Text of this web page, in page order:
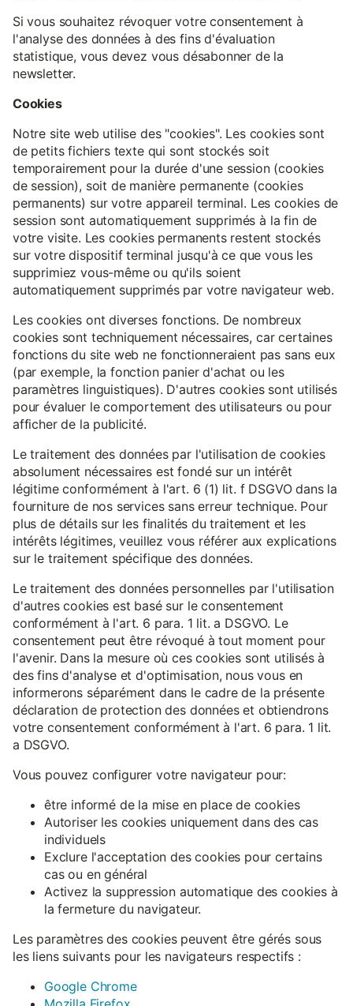
Si vous souhaitez révoquer votre consentement à
l'analyse des données à des fins d'évaluation
statistique, vous devez vous désabonner de la
newsletter.
Cookies
Notre site web utilise des "cookies". Les cookies sont
de petits fichiers texte qui sont stockés soit
temporairement pour la durée d'une session (cookies
de session), soit de manière permanente (cookies
permanents) sur votre appareil terminal. Les cookies de
session sont automatiquement supprimés à la fin de
votre visite. Les cookies permanents restent stockés
sur votre dispositif terminal jusqu'à ce que vous les
supprimiez vous-même ou qu'ils soient
automatiquement supprimés par votre navigateur web.
Les cookies ont diverses fonctions. De nombreux
cookies sont techniquement nécessaires, car certaines
fonctions du site web ne fonctionneraient pas sans eux
(par exemple, la fonction panier d'achat ou les
paramètres linguistiques). D'autres cookies sont utilisés
pour évaluer le comportement des utilisateurs ou pour
afficher de la publicité.
Le traitement des données par l'utilisation de cookies
absolument nécessaires est fondé sur un intérêt
légitime conformément à l'art. 6 (1) lit. f DSGVO dans la
fourniture de nos services sans erreur technique. Pour
plus de détails sur les finalités du traitement et les
intérêts légitimes, veuillez vous référer aux explications
sur le traitement spécifique des données.
Le traitement des données personnelles par l'utilisation
d'autres cookies est basé sur le consentement
conformément à l'art. 6 para. 1 lit. a DSGVO. Le
consentement peut être révoqué à tout moment pour
l'avenir. Dans la mesure où ces cookies sont utilisés à
des fins d'analyse et d'optimisation, nous vous en
informerons séparément dans le cadre de la présente
déclaration de protection des données et obtiendrons
votre consentement conformément à l'art. 6 para. 1 lit.
a DSGVO.
Vous pouvez configurer votre navigateur pour:
être informé de la mise en place de cookies
Autoriser les cookies uniquement dans des cas
individuels
Exclure l'acceptation des cookies pour certains
cas ou en général
Activez la suppression automatique des cookies à
la fermeture du navigateur.
Les paramètres des cookies peuvent être gérés sous
les liens suivants pour les navigateurs respectifs :
Google Chrome